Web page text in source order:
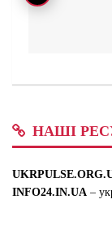
НАШІ
INFO24.IN.UA –